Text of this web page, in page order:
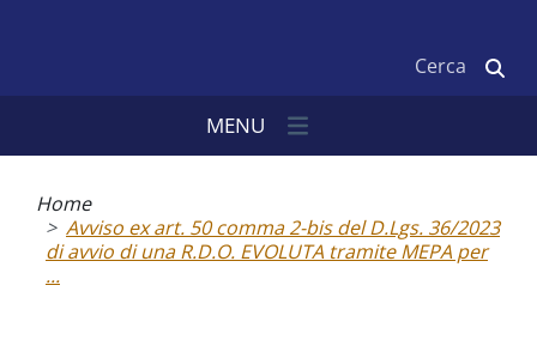
MENU
pane
Home
Avviso ex art. 50 comma 2-bis del D.Lgs. 36/2023
di avvio di una R.D.O. EVOLUTA tramite MEPA per
...